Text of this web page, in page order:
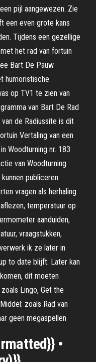
pijl aangewezen. Zie
een even grote kans
Tijdens een gezellige
het rad van fortuin
Bart De Pauw
humoristische
op TV1 te zien van
van Bart De Rad
de Radiussite is dit
Vertaling van een
Woodturning nr. 183
van Woodturning
publiceren.
vragen als herhaling
temperatuur op
aanduiden,
vraagstukken,
ik ze later in
to date blijft. Later kan
dit moeten
Lingo, Get the
zoals Rad van
geen megaspellen
•